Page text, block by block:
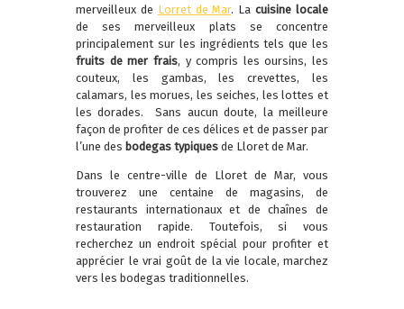
merveilleux de Lorret de Mar. Lacuisine locale
de ses merveilleux plats se concentre
principalement sur les ingrédients tels que les
fruits de mer frais, y compris les oursins, les
couteux, les gambas, les crevettes, les
calamars, les morues, les seiches, les lottes et
les dorades. Sans aucun doute, la meilleure
façon de profiter de ces délices et de passer par
l’une des bodegas typiques de Lloret de Mar.
Dans le centre-ville de Lloret de Mar, vous
trouverez une centaine de magasins, de
restaurants internationaux et de chaînes de
restauration rapide. Toutefois, si vous
recherchez un endroit spécial pour profiter et
apprécier le vrai goût de la vie locale, marchez
vers les bodegas traditionnelles.